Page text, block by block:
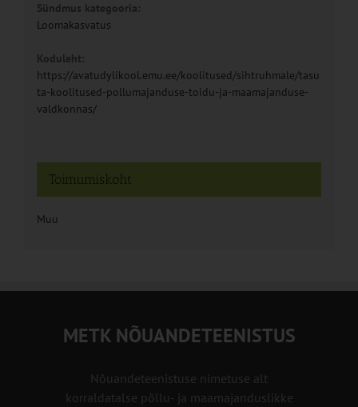
Sündmus kategooria:
Loomakasvatus
Koduleht:
https://avatudylikool.emu.ee/koolitused/sihtruhmale/tasu
ta-koolitused-pollumajanduse-toidu-ja-maamajanduse-
valdkonnas/
Toimumiskoht
Muu
METK NÕUANDETEENISTUS
Nõuandeteenistuse nimetuse alt
korraldatalse põllu- ja maamajanduslikke